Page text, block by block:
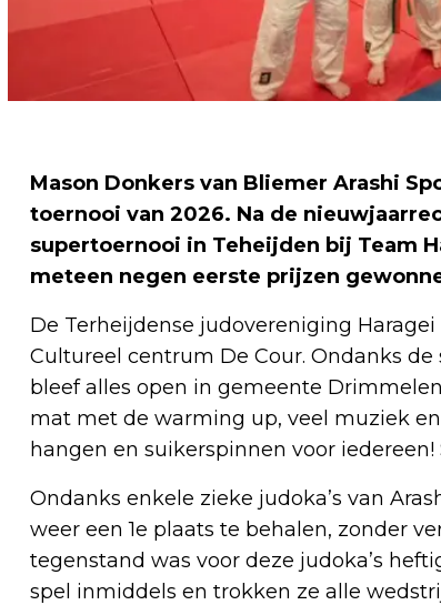
Mason Donkers van Bliemer Arashi
toernooi van 2026. Na de
supertoernooi in Teheijden bij Team
meteen negen eerste prijzen
De Terheijdense judovereniging
Cultureel centrum De Cour. Ondanks
bleef alles open in gemeente
mat met de warming up, veel muziek
hangen en suikerspinnen voor
Ondanks enkele zieke judoka’s van
weer een 1e plaats te behalen, zonder
tegenstand was voor deze judoka’s
spel inmiddels en trokken ze alle